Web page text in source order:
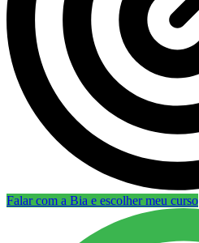
Falar com a Bia e escolher meu curso